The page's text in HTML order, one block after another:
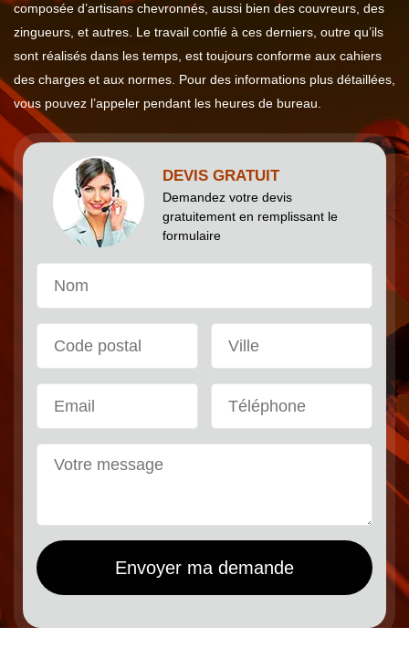
composée d’artisans chevronnés, aussi bien des couvreurs, des
zingueurs, et autres. Le travail confié à ces derniers, outre qu’ils
sont réalisés dans les temps, est toujours conforme aux cahiers
des charges et aux normes. Pour des informations plus détaillées,
vous pouvez l’appeler pendant les heures de bureau.
DEVIS GRATUIT
Demandez votre devis
gratuitement en remplissant le
formulaire